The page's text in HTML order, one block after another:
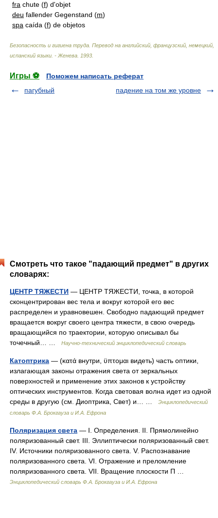
fra chute (f) d'objet
deu fallender Gegenstand (m)
spa caída (f) de objetos
Безопасность и гигиена труда. Перевод на английский, французский, немецкий,
испанский языки. - Женева 1993
Игры ⚽
Поможем написать реферат
пагубный
падение на том же уровне
Смотреть что такое "падающий предмет" в других
словарях:
ЦЕНТР ТЯЖЕСТИ — ЦЕНТР ТЯЖЕСТИ, точка, в которой
сконцентрирован вес тела и вокруг которой его вес
распределен и уравновешен. Свободно падающий предмет
вращается вокруг своего центра тяжести, в свою очередь
вращающийся по траектории, которую описывал бы
точечный… …
Научно-технический энциклопедический словарь
Катоптрика — (κατά внутри, ϋπτομαι видеть) часть оптики,
излагающая законы отражения света от зеркальных
поверхностей и применение этих законов к устройству
оптических инструментов. Когда световая волна идет из одной
среды в другую (см. Диоптрика, Свет) и… …
Энциклопедический
словарь Ф.А. Брокгауза и И.А. Ефрона
Поляризация света — I. Определения. II. Прямолинейно
поляризованный свет. III. Эллиптически поляризованный свет.
IV. Источники поляризованного света. V. Распознавание
поляризованного света. VI. Отражение и преломление
поляризованного света. VII. Вращение плоскости П …
Энциклопедический словарь Ф.А. Брокгауза и И.А. Ефрона